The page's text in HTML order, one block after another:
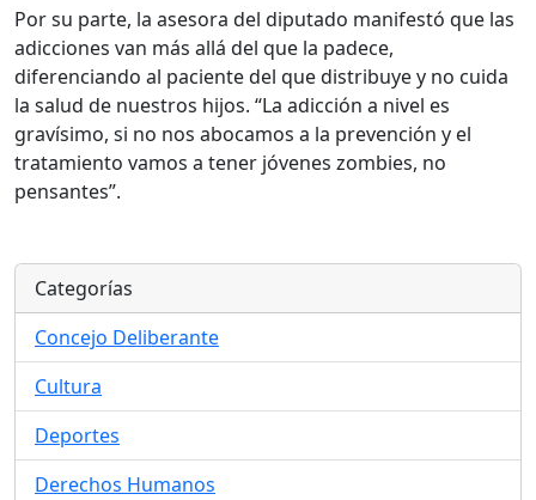
Por su parte, la asesora del diputado manifestó que las
adicciones van más allá del que la padece,
diferenciando al paciente del que distribuye y no cuida
la salud de nuestros hijos. “La adicción a nivel es
gravísimo, si no nos abocamos a la prevención y el
tratamiento vamos a tener jóvenes zombies, no
pensantes”.
Categorías
Concejo Deliberante
Cultura
Deportes
Derechos Humanos